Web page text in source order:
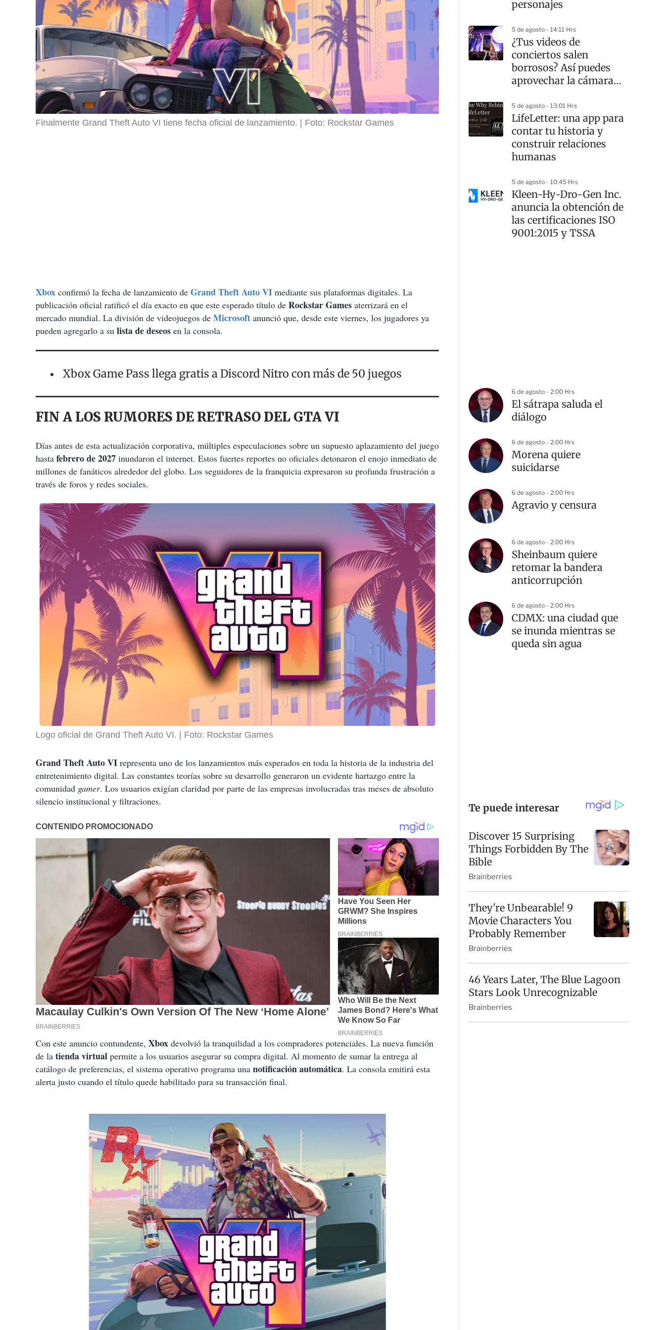
Finalmente Grand Theft Auto VI tiene fecha oficial de lanzamiento. Foto: Rockstar Games
Xbox confirmó la fecha de lanzamiento de Grand Theft Auto VI mediante sus plataformas digitales. La
publicación oficial ratificó el día exacto en que este esperado título de Rockstar Games aterrizará en el
mercado mundial. La división de videojuegos de Microsoft anunció que, desde este viernes, los jugadores ya
pueden agregarlo a su lista de deseos en la consola.
Xbox Game Pass llega gratis a Discord Nitro con más de 50 juegos
FIN A LOS RUMORES DE RETRASO DEL GTA VI
Días antes de esta actualización corporativa, múltiples especulaciones sobre un supuesto aplazamiento del juego
hasta febrero de 2027 inundaron el internet. Estos fuertes reportes no oficiales detonaron el enojo inmediato de
millones de fanáticos alrededor del globo. Los seguidores de la franquicia expresaron su profunda frustración a
través de foros y redes sociales.
Logo oficial de Grand Theft Auto VI. Foto: Rockstar Games
Grand Theft Auto VI representa uno de los lanzamientos más esperados en toda la historia de la industria del
entretenimiento digital. Las constantes teorías sobre su desarrollo generaron un evidente hartazgo entre la
comunidad gamer. Los usuarios exigían claridad por parte de las empresas involucradas tras meses de absoluto
silencio institucional y filtraciones.
Con este anuncio contundente, Xbox devolvió la tranquilidad a los compradores potenciales. La nueva función
de la tienda virtual permite a los usuarios asegurar su compra digital. Al momento de sumar la entrega al
catálogo de preferencias, el sistema operativo programa una notificación automática. La consola emitirá esta
alerta justo cuando el título quede habilitado para su transacción final.
personajes
5 de agosto - 14:11 Hrs
¿Tus videos de
conciertos salen
borrosos? Así puedes
aprovechar la cámara
experto
5 de agosto - 13:01 Hrs
LifeLetter: una app para
contar tu historia y
construir relaciones
humanas
5 de agosto - 10:45 Hrs
Kleen-Hy-Dro-Gen Inc.
anuncia la obtención de
las certificaciones ISO
9001:2015 y TSSA
6 de agosto - 2:00 Hrs
El sátrapa saluda el
diálogo
6 de agosto - 2:00 Hrs
Morena quiere
suicidarse
6 de agosto - 2:00 Hrs
Agravio y censura
6 de agosto - 2:00 Hrs
Sheinbaum quiere
retomar la bandera
anticorrupción
6 de agosto - 2:00 Hrs
CDMX: una ciudad que
se inunda mientras se
queda sin agua